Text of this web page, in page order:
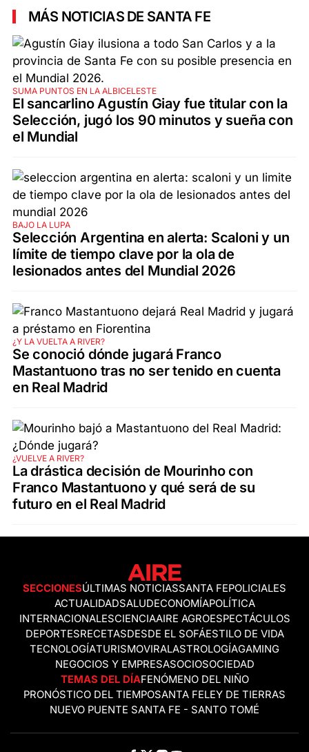
MÁS NOTICIAS DE SANTA FE
SUMA PUNTOS EN LA ALBICELESTE
El sancarlino Agustín Giay fue titular con la
Selección, jugó los 90 minutos y sueña con
el Mundial
BAJO LA LUPA
Selección Argentina en alerta: Scaloni y un
límite de tiempo clave por la ola de
lesionados antes del Mundial 2026
¿Y LA VUELTA A RIVER?
Se conoció dónde jugará Franco
Mastantuono tras no ser tenido en cuenta
en Real Madrid
¿VUELVE A RIVER?
La drástica decisión de Mourinho con
Franco Mastantuono y qué será de su
futuro en el Real Madrid
SECCIONESÚLTIMAS NOTICIASSANTA FEPOLICIALES
ACTUALIDADSALUDECONOMÍAPOLÍTICA
INTERNACIONALESCIENCIAAIRE AGROESPECTÁCULOS
DEPORTESRECETASDESDE EL SOFÁESTILO DE VIDA
TECNOLOGÍATURISMOVIRALASTROLOGÍAGAMING
NEGOCIOS Y EMPRESASOCIOSOCIEDAD
TEMAS DEL DÍAFENÓMENO DEL NIÑO
PRONÓSTICO DEL TIEMPOSANTA FELEY DE TIERRAS
NUEVO PUENTE SANTA FE - SANTO TOMÉ